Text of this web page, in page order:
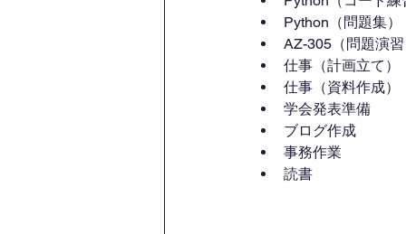
Python（問題集）
AZ-305（問題演習
仕事（計画立て）
仕事（資料作成）
学会発表準備
ブログ作成
事務作業
読書